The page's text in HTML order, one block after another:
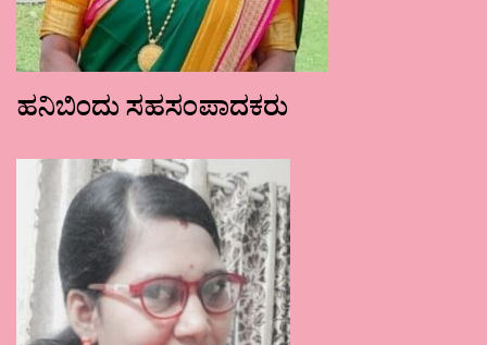
ಹನಿಬಿಂದು ಸಹಸಂಪಾದಕರು